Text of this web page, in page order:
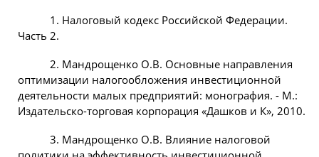
1. Налоговый кодекс Российской Федерации.
Часть 2.
2. Мандрощенко О.В. Основные направления
оптимизации налогообложения инвестиционной
деятельности малых предприятий: монография. - М.:
Издательско-торговая корпорация «Дашков и К», 2010.
3. Мандрощенко О.В. Влияние налоговой